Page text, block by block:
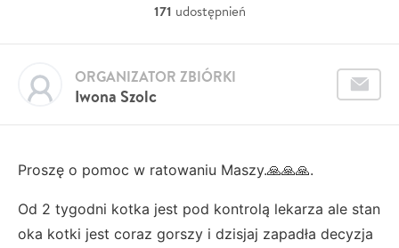
171 udostępnień
Iwona Szolc
ORGANIZATOR ZBIÓRKI
Proszę o pomoc w ratowaniu Maszy.🙏🙏🙏.
Od 2 tygodni kotka jest pod kontrolą lekarza ale stan
oka kotki jest coraz gorszy i dzisjaj zapadła decyzja